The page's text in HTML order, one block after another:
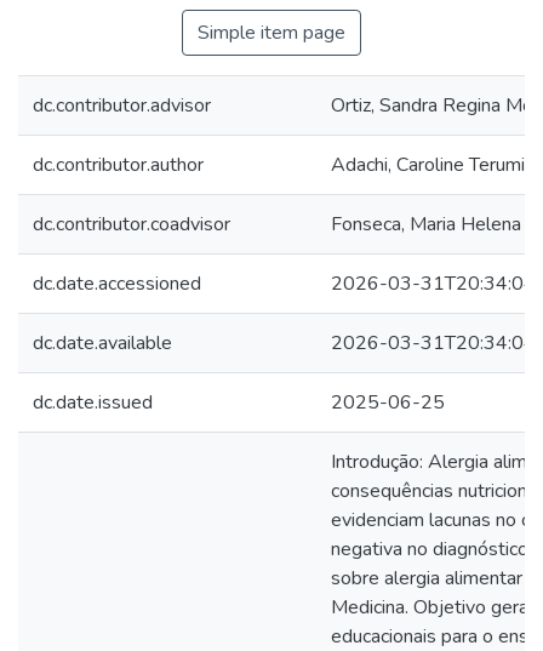
Simple item page
dc.contributor.advisor Ortiz, Sandra Regina
dc.contributor.author Adachi, Caroline Terumi
dc.contributor.coadvisor Fonseca, Maria Helena
dc.date.accessioned 2026-03-
dc.date.available 2026-03-
dc.date.issued 2025-06-25
Introdução: Alergia
consequências
evidenciam lacunas no
negativa no diagnóstico
sobre alergia alimentar
Medicina. Objetivo
educacionais para o